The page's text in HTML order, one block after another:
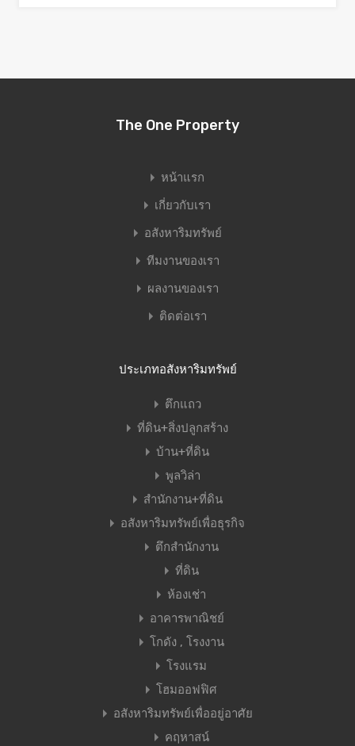
The One Property
หน้าแรก
เกี่ยวกับเรา
อสังหาริมทรัพย์
ทีมงานของเรา
ผลงานของเรา
ติดต่อเรา
ประเภทอสังหาริมทรัพย์
ตึกแถว
ที่ดิน+สิ่งปลูกสร้าง
บ้าน+ที่ดิน
พูลวิล่า
สำนักงาน+ที่ดิน
อสังหาริมทรัพย์เพื่อธุรกิจ
ตึกสำนักงาน
ที่ดิน
ห้องเช่า
อาคารพาณิชย์
โกดัง , โรงงาน
โรงแรม
โฮมออฟฟิศ
อสังหาริมทรัพย์เพื่ออยู่อาศัย
คฤหาสน์